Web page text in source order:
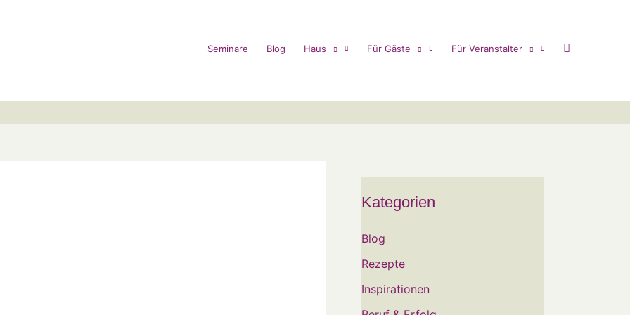
Seminare
Blog Haus Für Gäste Für Veranstalter
Kategorien
Blog
Rezepte
Inspirationen